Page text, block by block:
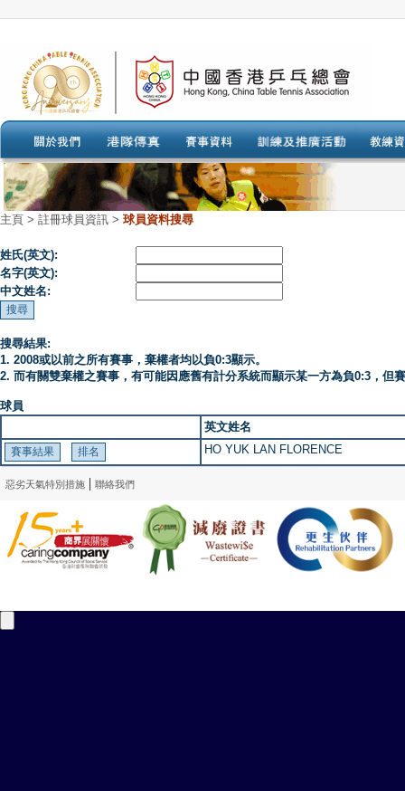
主頁 > 註冊球員資訊 > 球員資料搜尋
姓氏(英文):
名字(英文):
中文姓名:
搜尋結果:
1. 2008或以前之所有賽事，棄權者均以負0:3顯示。
2. 而有關雙棄權之賽事，有可能因應舊有計分系統而顯示某一方為負0:3，但
球員
英文姓名
HO YUK LAN FLORENCE